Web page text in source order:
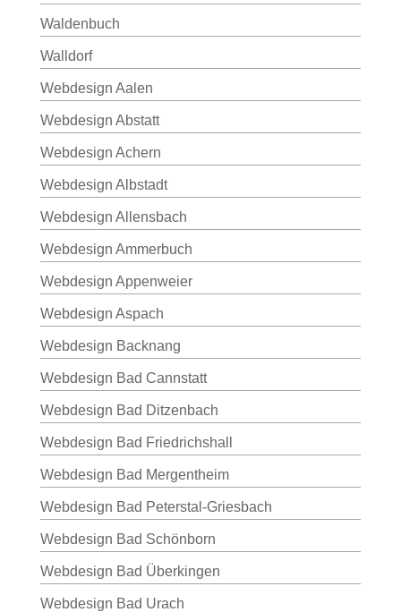
Waldenbuch
Walldorf
Webdesign Aalen
Webdesign Abstatt
Webdesign Achern
Webdesign Albstadt
Webdesign Allensbach
Webdesign Ammerbuch
Webdesign Appenweier
Webdesign Aspach
Webdesign Backnang
Webdesign Bad Cannstatt
Webdesign Bad Ditzenbach
Webdesign Bad Friedrichshall
Webdesign Bad Mergentheim
Webdesign Bad Peterstal-Griesbach
Webdesign Bad Schönborn
Webdesign Bad Überkingen
Webdesign Bad Urach